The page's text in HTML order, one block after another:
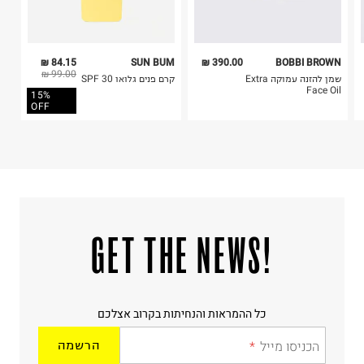
84.15 ₪
99.00 ₪
15%
OFF
SUN BUM
קרם פנים גלואו SPF 30
390.00 ₪
BOBBI BROWN
שמן להזנה עמוקה Extra
Face Oil
!GET THE NEWS
כל ההמראות והנחיתות בקרוב אצלכם
הכניסו מייל הרשמה